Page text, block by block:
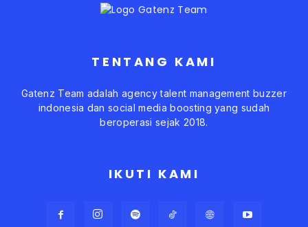
TENTANG KAMI
Gatenz Team adalah agency talent management buzzer
indonesia dan social media boosting yang sudah
beroperasi sejak 2018.
IKUTI KAMI